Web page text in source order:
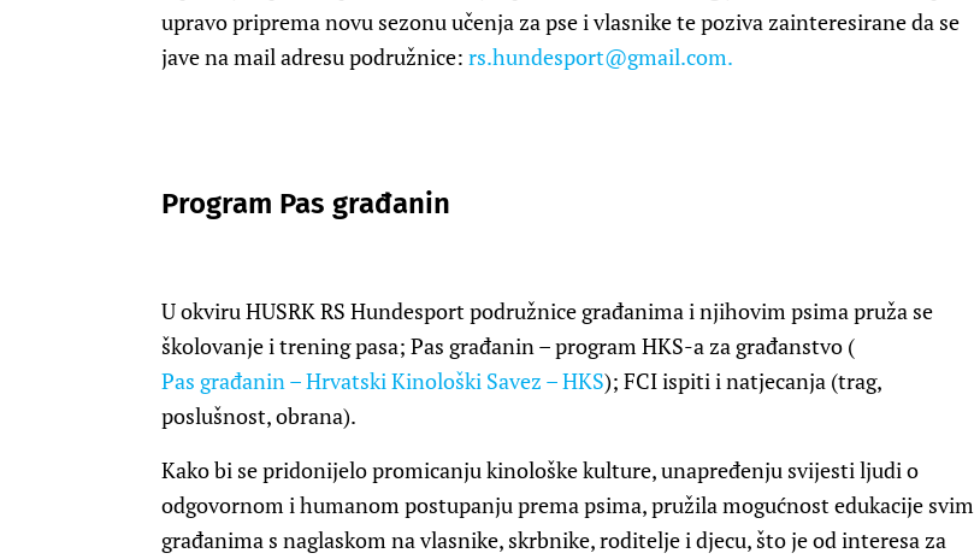
upravo priprema novu sezonu učenja za pse i vlasnike te poziva zainteresirane da se
jave na mail adresu podružnice: rs.hundesport@gmail.com.
Program Pas građanin
U okviru HUSRK RS Hundesport podružnice građanima i njihovim psima pruža se
školovanje i trening pasa; Pas građanin – program HKS-a za građanstvo (
Pas građanin – Hrvatski Kinološki Savez – HKS); FCI ispiti i natjecanja (trag,
poslušnost, obrana).
Kako bi se pridonijelo promicanju kinološke kulture, unapređenju svijesti ljudi o
odgovornom i humanom postupanju prema psima, pružila mogućnost edukacije svim
građanima s naglaskom na vlasnike, skrbnike, roditelje i djecu, što je od interesa za